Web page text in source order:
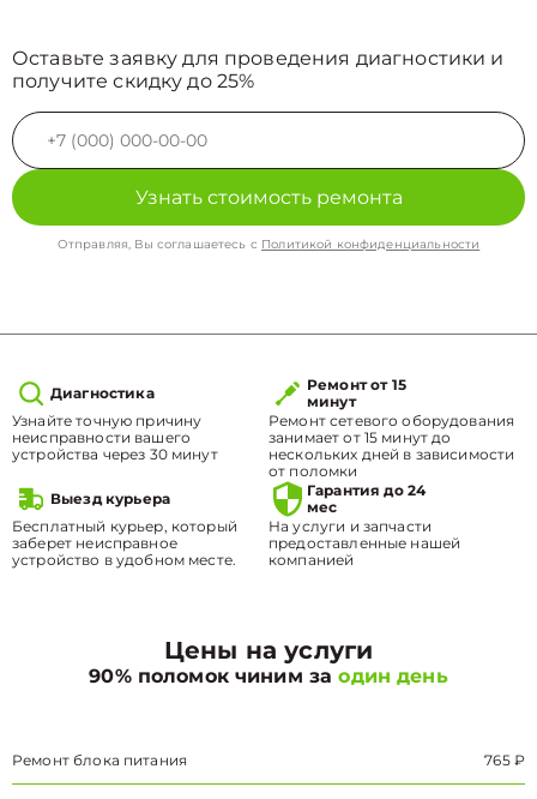
Оставьте заявку для проведения диагностики и
получите скидку до 25%
Узнать стоимость ремонта
Отправляя, Вы соглашаетесь с Политикой конфиденциальности
Диагностика
Узнайте точную причину
неисправности вашего
устройства через 30 минут
Ремонт от 15
минут
Ремонт сетевого оборудования
занимает от 15 минут до
нескольких дней в зависимости
от поломки
Выезд курьера
Бесплатный курьер, который
заберет неисправное
устройство в удобном месте.
Гарантия до 24
мес
На услуги и запчасти
предоставленные нашей
компанией
Цены на услуги
90% поломок чиним заодин день
Ремонт блока питания 765 ₽